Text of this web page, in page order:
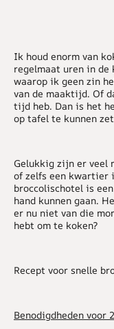
Ik houd enorm van
regelmaat uren in de
waarop ik geen zin
van de maaktijd. Of
tijd heb. Dan is het
op tafel te kunnen
Gelukkig zijn er veel
of zelfs een kwartier
broccolischotel is
hand kunnen gaan.
er nu niet van die
hebt om te koken?
Recept voor snelle
Benodigdheden voor